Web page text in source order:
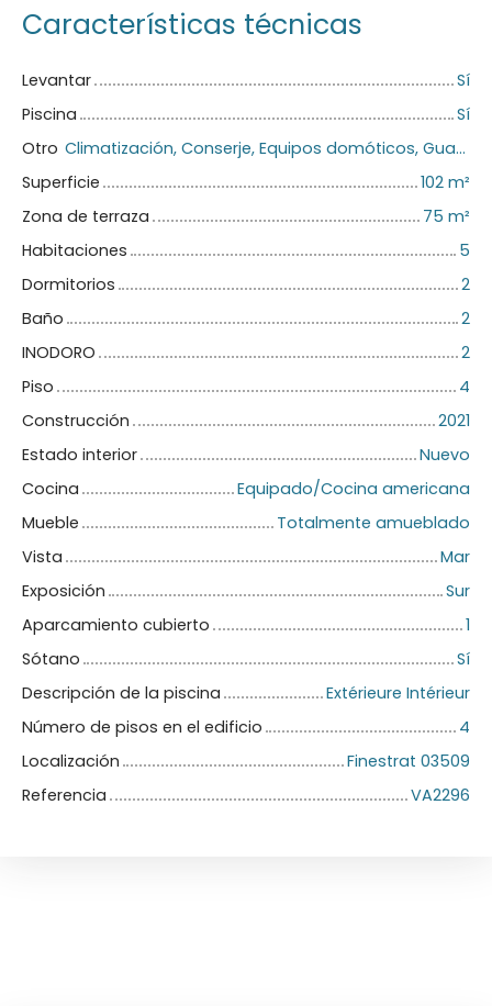
Características técnicas
Levantar
Sí
Piscina
Sí
Otro
Climatización, Conserje, Equipos domóticos, Guardián, Almacenamiento de bicicletas, Portón motorizado, Puerta blindada, Sistema de alarma, Videófono
Superficie
102 m²
Zona de terraza
75 m²
Habitaciones
5
Dormitorios
2
Baño
2
INODORO
2
Piso
4
Construcción
2021
Estado interior
Nuevo
Cocina
Equipado/Cocina americana
Mueble
Totalmente amueblado
Vista
Mar
Exposición
Sur
Aparcamiento cubierto
1
Sótano
Sí
Descripción de la piscina
Extérieure Intérieur
Número de pisos en el edificio
4
Localización
Finestrat 03509
Referencia
VA2296